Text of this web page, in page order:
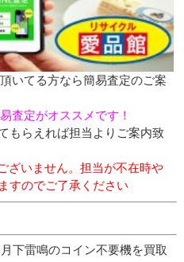
いてる方なら簡易査定のご案
査定がオススメです！
もらえれば担当よりご案内致
ざいません。担当が不在時や
すのでご了承ください
下雷鳴のコイン不要機を買取